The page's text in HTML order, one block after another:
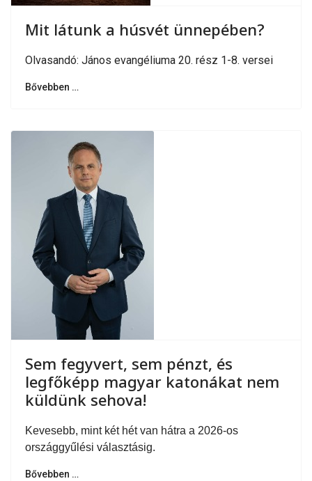
Mit látunk a húsvét ünnepében?
Olvasandó: János evangéliuma 20. rész 1-8. versei
Bővebben …
Sem fegyvert, sem pénzt, és
legfőképp magyar katonákat nem
küldünk sehova!
Kevesebb, mint két hét van hátra a 2026-os
országgyűlési választásig.
Bővebben …